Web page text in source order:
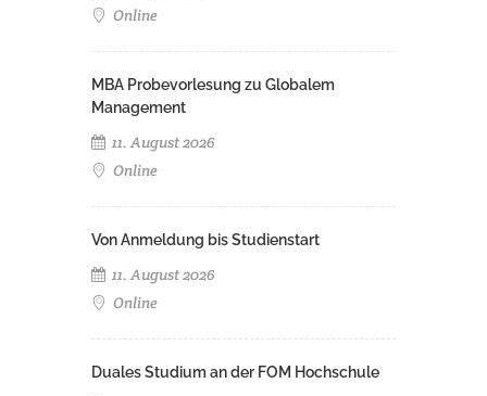
Online
MBA Probevorlesung zu Globalem
Management
11. August 2026
Online
Von Anmeldung bis Studienstart
11. August 2026
Online
Duales Studium an der FOM Hochschule